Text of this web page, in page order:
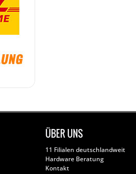
ÜBER UNS
11 Filialen deutschlandweit
Hardware Beratung
Kontakt